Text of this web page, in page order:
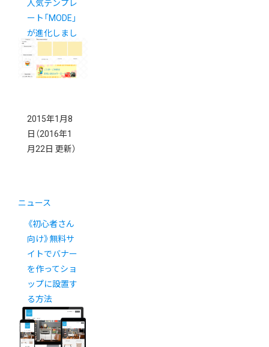
人気テンプレ
ート「MODE」
が進化しまし
た
2015年1月8
日 （2016年1
月22日 更新）
ニュース
《初心者さん
向け》無料サ
イトでバナー
を作ってショ
ップに設置す
る方法